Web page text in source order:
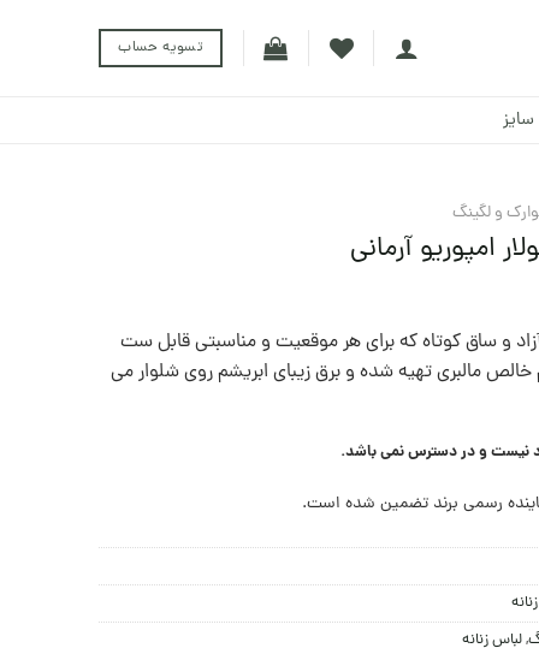
تسویه حساب
و لگینگ
امپوریو آرمانی
و ساق کوتاه که برای هر موقعیت و مناسبتی قابل ست
مالبری تهیه شده و برق زیبای ابریشم روی شلوار می
نیست و در دسترس نمی باشد.
رسمی برند تضمین شده است.
,لباس زنانه